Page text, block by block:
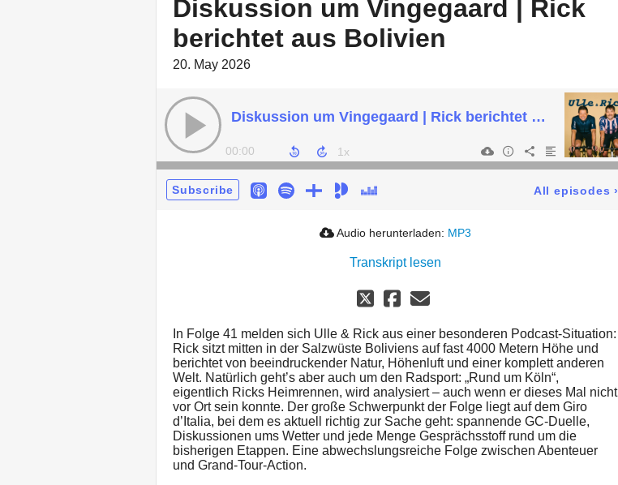
Diskussion um Vingegaard | Rick
berichtet aus Bolivien
20. May 2026
Diskussion um Vingegaard | Rick berichtet aus Bolivien
00:00
Subscribe All episodes ›
Audio herunterladen: MP3
Transkript lesen
In Folge 41 melden sich Ulle & Rick aus einer besonderen Podcast-Situation:
Rick sitzt mitten in der Salzwüste Boliviens auf fast 4000 Metern Höhe und
berichtet von beeindruckender Natur, Höhenluft und einer komplett anderen
Welt. Natürlich geht’s aber auch um den Radsport: „Rund um Köln“,
eigentlich Ricks Heimrennen, wird analysiert – auch wenn er dieses Mal nicht
vor Ort sein konnte. Der große Schwerpunkt der Folge liegt auf dem Giro
d’Italia, bei dem es aktuell richtig zur Sache geht: spannende GC-Duelle,
Diskussionen ums Wetter und jede Menge Gesprächsstoff rund um die
bisherigen Etappen. Eine abwechslungsreiche Folge zwischen Abenteuer
und Grand-Tour-Action.